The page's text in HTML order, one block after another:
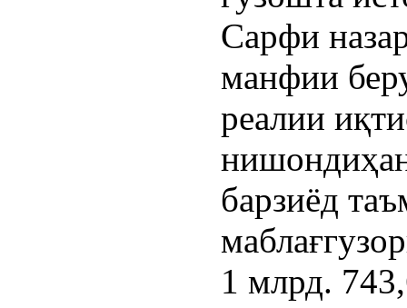
Сарфи
манфии
реалии
барзиёд
1 млрд.